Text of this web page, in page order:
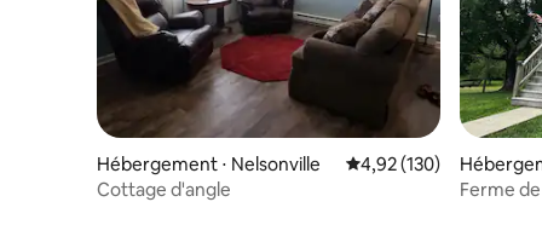
Hébergement ⋅ Nelsonville Évaluation moyenne
4,92 (130)
Cottage d'angle
Ferme